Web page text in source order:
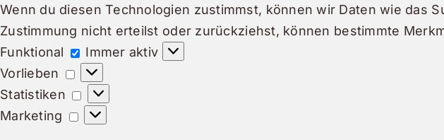
Wenn du diesen Technologien zustimmst, können wir Daten wie das
Zustimmung nicht erteilst oder zurückziehst, können bestimmte
Funktional
Funktional
Immer aktiv
Vorlieben
Vorlieben
Statistiken
Statistiken
Marketing
Marketing